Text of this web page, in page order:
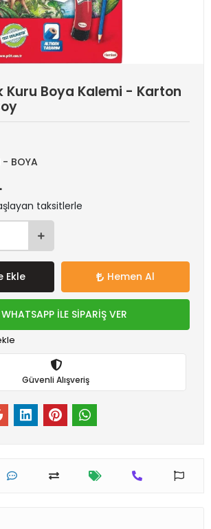
Kuru Boya Kalemi - Karton
- BOYA
taksitlerle
Ekle Hemen Al
WHATSAPP İLE SİPARİŞ VER
Güvenli Alışveriş